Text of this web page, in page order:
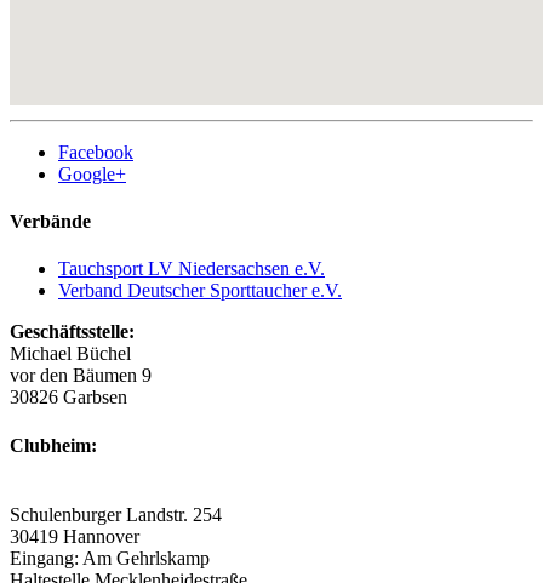
Facebook
Google+
Verbände
Tauchsport LV Niedersachsen e.V.
Verband Deutscher Sporttaucher e.V.
Geschäftsstelle:
Michael Büchel
vor den Bäumen 9
30826 Garbsen
Clubheim:
Schulenburger Landstr. 254
30419 Hannover
Eingang: Am Gehrlskamp